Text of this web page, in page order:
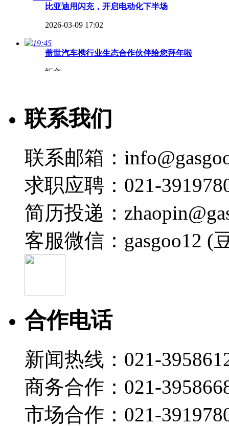
比亚迪用闪充，开启电动化下半场
2026-03-09 17:02
19:45
盖世汽车携行业生态合作伙伴给您拜年啦
忻文
02:22
长安的智能化，究竟如何？
00:37
CES 2025 | 极氪有7000多名研发人员，70%以上都
2025-01-09 14:41
00:32
CES 2025 | 安聪慧：领克是ToB经销商模式，极氪
2025-01-09 14:40
00:35
01:01
2025-01-09 14:38
CES 2025 | 全面自研自制，极氪智驾和座舱不会受
2025-01-09 14:36
01:09
CES 2025 | 极氪与Waymo合作，第一步全力供应美
2025-01-09 14:35
联系我们
联系邮箱：
求职应聘：021-
简历投递：
客服微信：gasgoo12 (
合作电话
新闻热线：021-
商务合作：021-
市场合作：021-